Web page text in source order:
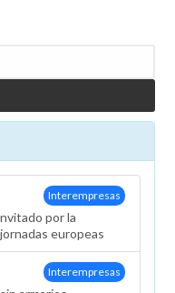
Interempresas
por la
europeas
Interempresas